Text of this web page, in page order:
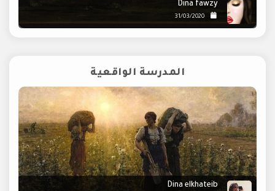
Dina fawzy
31/03/2020
المدرسة الواقعية
Dina elkhateib